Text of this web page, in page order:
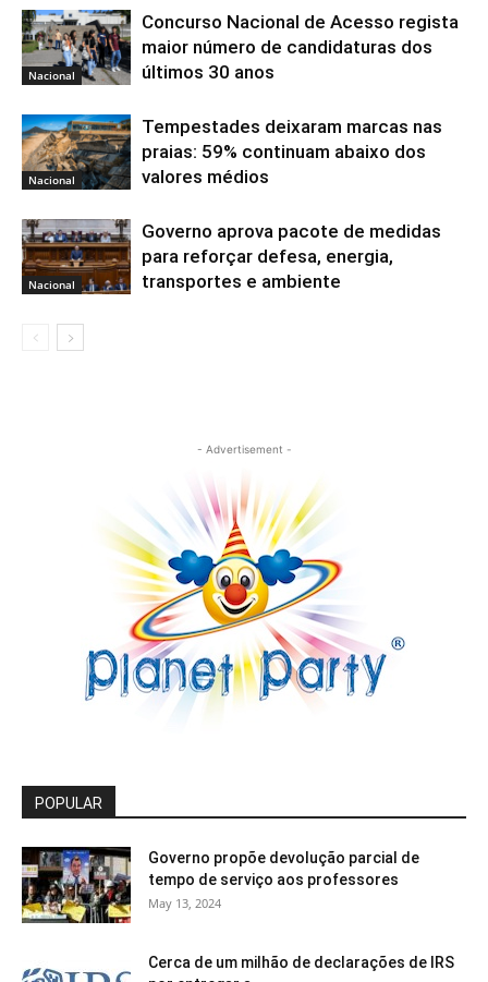
Nacional
Concurso Nacional de Acesso regista
maior número de candidaturas dos
últimos 30 anos
Nacional
Tempestades deixaram marcas nas
praias: 59% continuam abaixo dos
valores médios
Nacional
Governo aprova pacote de medidas
para reforçar defesa, energia,
transportes e ambiente
- Advertisement -
POPULAR
Governo propõe devolução parcial de
tempo de serviço aos professores
May 13, 2024
Cerca de um milhão de declarações de IRS